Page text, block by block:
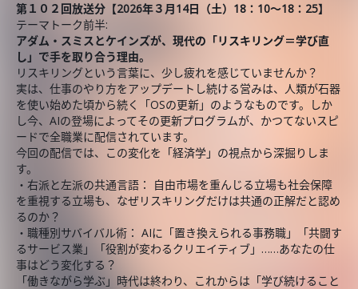
第１０２回放送分【2026年３月14日（土）18：10～18：25】
テーマトーク前半:
アダム・スミスとケインズが、現代の「リスキリング＝学び直
し」で手を取り合う理由。
リスキリングという言葉に、少し疲れを感じていませんか？
実は、仕事のやり方をアップデートし続ける営みは、人類が石器
を使い始めた頃から続く「OSの更新」のようなものです。しか
し今、AIの登場によってその更新プログラムが、かつてないスピ
ードで全職業に配信されています。
今回の配信では、この変化を「経済学」の視点から深掘りしま
す。
・右派と左派の共通言語： 自由市場を重んじる立場も社会保障
を重視する立場も、なぜリスキリングだけは共通の正解だと認め
るのか？
・職種別サバイバル術： AIに「置き換えられる事務職」「共闘す
るサービス業」「役割が変わるクリエイティブ」……あなたの仕
事はどう変化する？
「働きながら学ぶ」時代は終わり、これからは「学び続けること